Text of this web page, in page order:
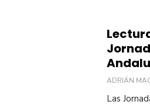
ADRIÁN
Las